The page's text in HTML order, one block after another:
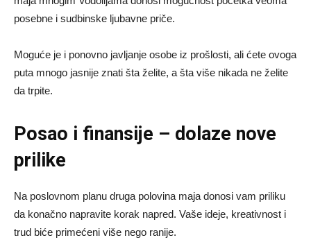
posebne i sudbinske ljubavne priče.
Moguće je i ponovno javljanje osobe iz prošlosti, ali ćete ovoga
puta mnogo jasnije znati šta želite, a šta više nikada ne želite
da trpite.
Posao i finansije – dolaze nove
prilike
Na poslovnom planu druga polovina maja donosi vam priliku
da konačno napravite korak napred. Vaše ideje, kreativnost i
trud biće primećeni više nego ranije.